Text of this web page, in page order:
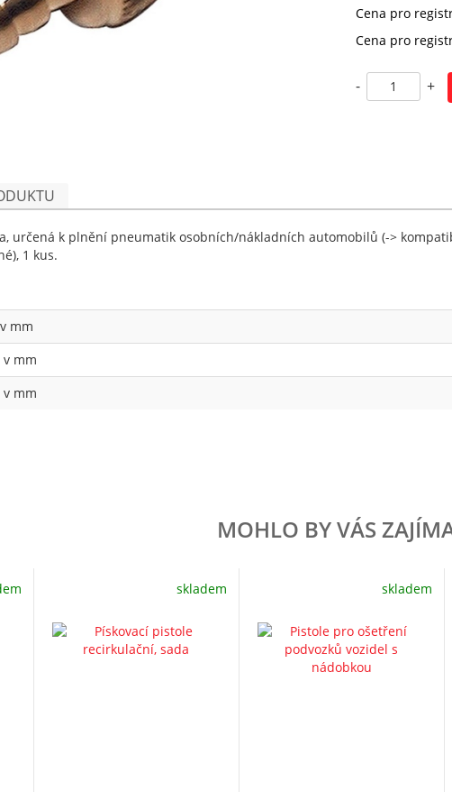
Cena pro
Cena pro
- +
určená k plnění pneumatik osobních/nákladních automobilů (->
1 kus.
mm
v mm
v mm
MOHLO BY VÁS
skladem skladem